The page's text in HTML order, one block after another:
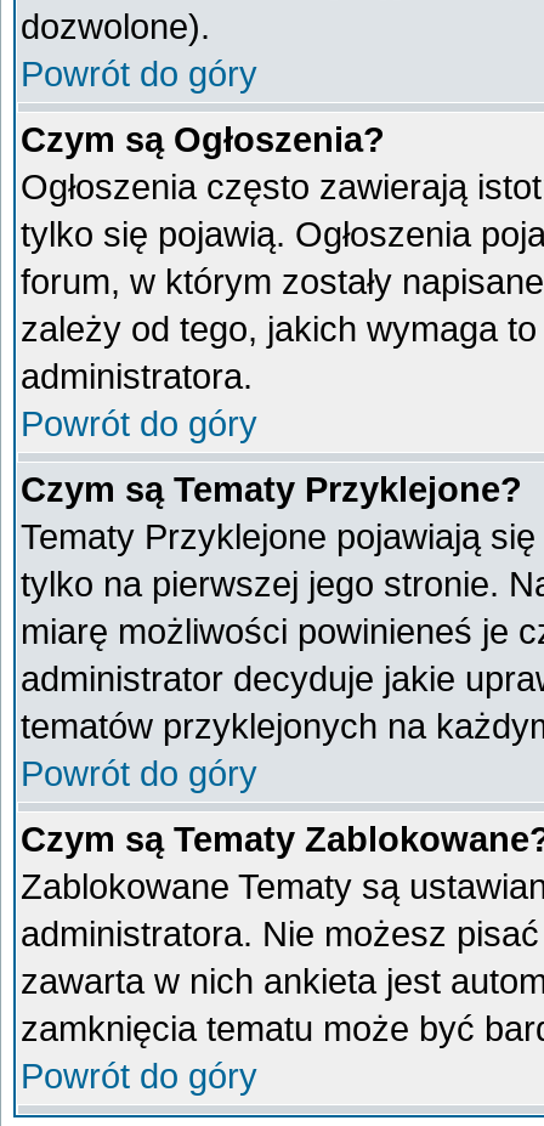
dozwolone).
Powrót do góry
Czym są Ogłoszenia?
Ogłoszenia często zawierają
tylko się pojawią. Ogłoszenia
forum, w którym zostały
zależy od tego, jakich wymaga
administratora.
Powrót do góry
Czym są Tematy Przyklejone?
Tematy Przyklejone pojawiają
tylko na pierwszej jego stronie.
miarę możliwości powinieneś je
administrator decyduje jakie
tematów przyklejonych na
Powrót do góry
Czym są Tematy
Zablokowane Tematy są
administratora. Nie możesz
zawarta w nich ankieta jest
zamknięcia tematu może być
Powrót do góry